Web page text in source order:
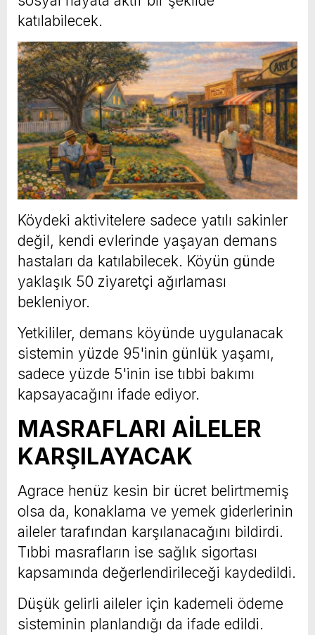
katılabilecek.
Köydeki aktivitelere sadece yatılı sakinler
değil, kendi evlerinde yaşayan demans
hastaları da katılabilecek. Köyün günde
yaklaşık 50 ziyaretçi ağırlaması
bekleniyor.
Yetkililer, demans köyünde uygulanacak
sistemin yüzde 95'inin günlük yaşamı,
sadece yüzde 5'inin ise tıbbi bakımı
kapsayacağını ifade ediyor.
MASRAFLARI AİLELER
KARŞILAYACAK
Agrace henüz kesin bir ücret belirtmemiş
olsa da, konaklama ve yemek giderlerinin
aileler tarafından karşılanacağını bildirdi.
Tıbbi masrafların ise sağlık sigortası
kapsamında değerlendirileceği kaydedildi.
Düşük gelirli aileler için kademeli ödeme
sisteminin planlandığı da ifade edildi.